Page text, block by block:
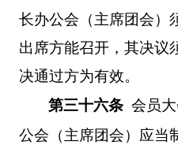
长办公会（主席团会）
出席方能召开，其决议
决通过方为有效。
第三十六条 会员
公会（主席团会）应当